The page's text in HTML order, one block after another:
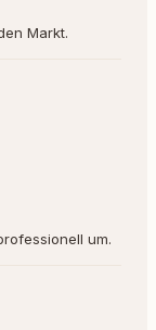
Markt.
um.